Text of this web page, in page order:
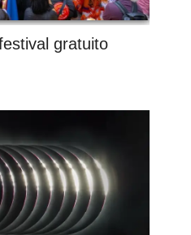
gratuito